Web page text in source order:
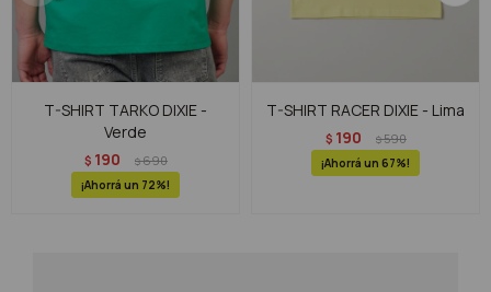
T-SHIRT TARKO DIXIE -
Verde
$ 190 $690
72
T-SHIRT RACER DIXIE - Lima
$ 190 $590
67